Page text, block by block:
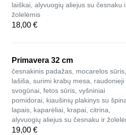
laiškai, alyvuogių aliejus su česnaku
žolelėmis
18,00 €
Primavera 32 cm
česnakinis padažas, mocarelos sūris,
lašiša, surimi krabų mesa, raudonieji
svogūnai, fetos sūris, vyšniniai
pomidorai, kiaušinių plakinys su
lapais, kaparėliai, krapai, citrina,
alyvuogių aliejus su česnaku ir
19,00 €